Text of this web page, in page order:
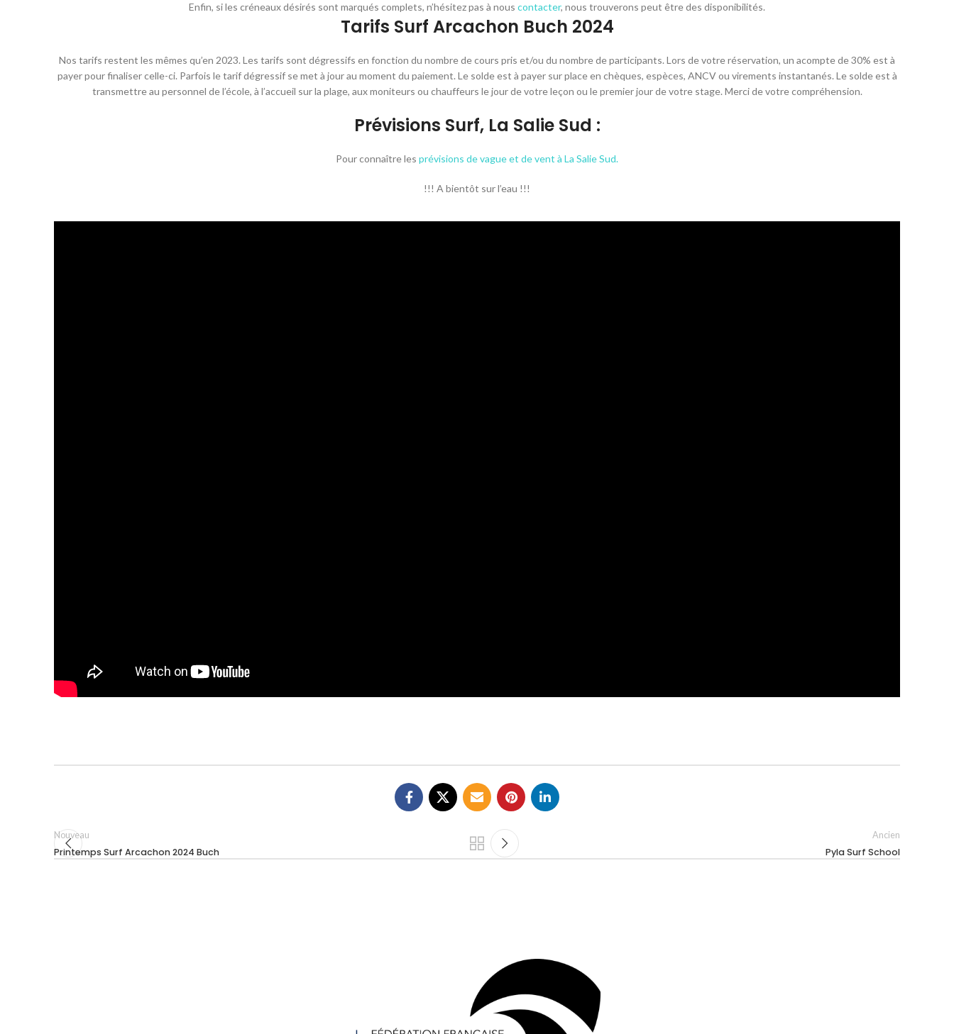
Enfin, si les créneaux désirés sont marqués complets, n’hésitez pas à nous contacter, nous trouverons peut être des disponibilités.
Tarifs Surf Arcachon Buch 2024
Nos tarifs restent les mêmes qu’en 2023. Les tarifs sont dégressifs en fonction du nombre de cours pris et/ou du nombre de participants. Lors de votre réservation, un acompte de 30% est à
payer pour finaliser celle-ci. Parfois le tarif dégressif se met à jour au moment du paiement. Le solde est à payer sur place en chèques, espèces, ANCV ou virements instantanés. Le solde est à
transmettre au personnel de l’école, à l’accueil sur la plage, aux moniteurs ou chauffeurs le jour de votre leçon ou le premier jour de votre stage. Merci de votre compréhension.
Prévisions Surf, La Salie Sud :
Pour connaître les prévisions de vague et de vent à La Salie Sud.
!!! A bientôt sur l’eau !!!
Nouveau
Printemps Surf Arcachon 2024 Buch
Ancien
Pyla Surf School